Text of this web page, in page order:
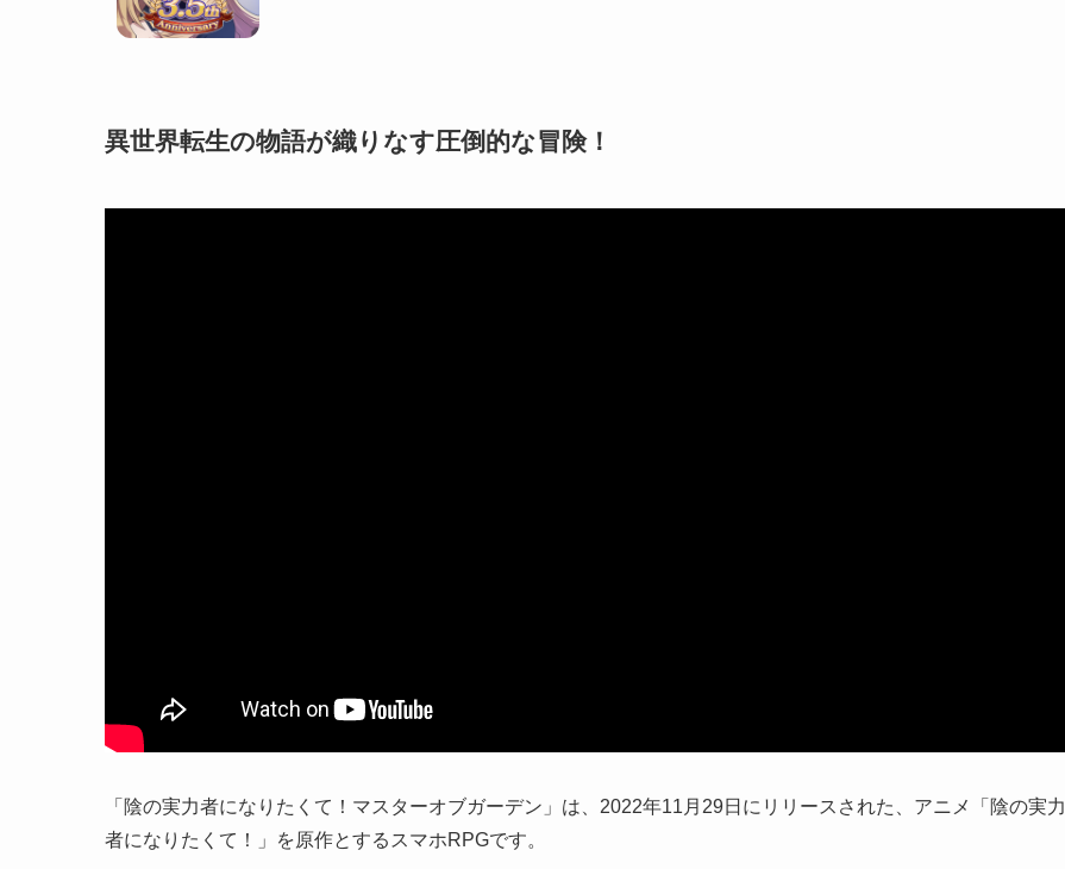
異世界転生の物語が織りなす圧倒的な冒険！
「陰の実力者になりたくて！マスターオブガーデン」は、2022年11月29日にリリースされた、アニメ「陰の実力
者になりたくて！」を原作とするスマホRPGです。